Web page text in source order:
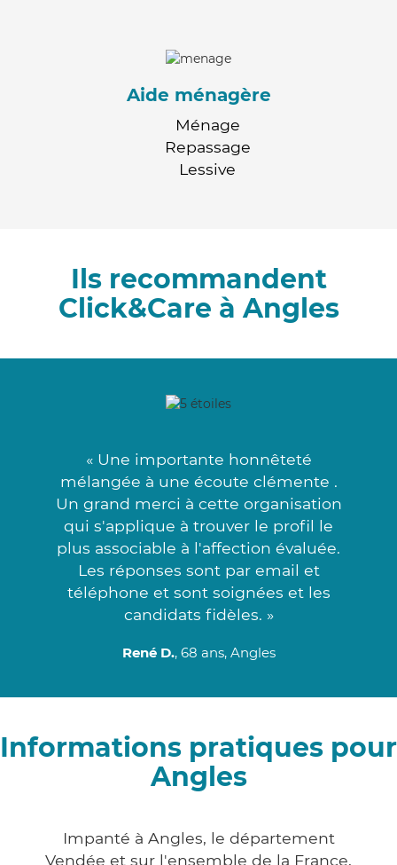
Aide ménagère
Ménage
Repassage
Lessive
Ils recommandent
Click&Care à Angles
« Une importante honnêteté
mélangée à une écoute clémente .
Un grand merci à cette organisation
qui s'applique à trouver le profil le
plus associable à l'affection évaluée.
Les réponses sont par email et
téléphone et sont soignées et les
candidats fidèles. »
René D., 68 ans, Angles
Informations pratiques pour
Angles
Impanté à Angles, le département
Vendée et sur l'ensemble de la France,